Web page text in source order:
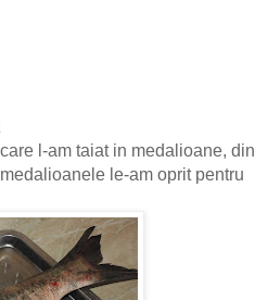
l-am taiat in medalioane, din
le-am oprit pentru